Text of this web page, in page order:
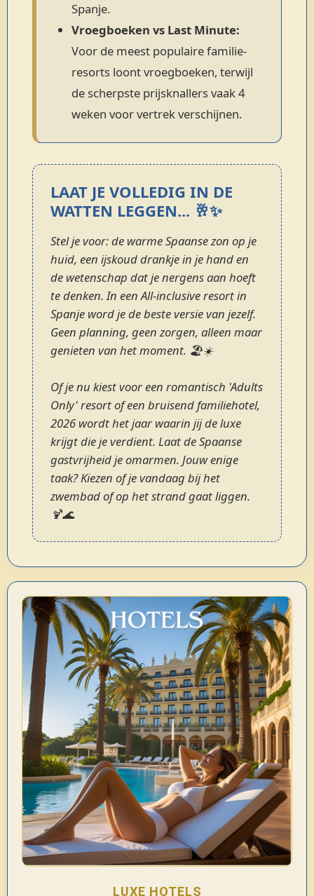
Spanje.
Vroegboeken vs Last Minute:
Voor de meest populaire familie-
resorts loont vroegboeken, terwijl
de scherpste prijsknallers vaak 4
weken voor vertrek verschijnen.
LAAT JE VOLLEDIG IN DE
WATTEN LEGGEN... 🥂✨
Stel je voor: de warme Spaanse zon op je
huid, een ijskoud drankje in je hand en
de wetenschap dat je nergens aan hoeft
te denken. In een All-inclusive resort in
Spanje word je de beste versie van jezelf.
Geen planning, geen zorgen, alleen maar
genieten van het moment. 🏖️☀️
Of je nu kiest voor een romantisch 'Adults
Only' resort of een bruisend familiehotel,
2026 wordt het jaar waarin jij de luxe
krijgt die je verdient. Laat de Spaanse
gastvrijheid je omarmen. Jouw enige
taak? Kiezen of je vandaag bij het
zwembad of op het strand gaat liggen.
🍹🌊
LUXE HOTELS